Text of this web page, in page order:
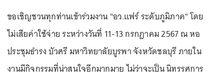
ขอเชิญชวนทุกท่านเข้าร่วมงาน "อว.แฟร์ ระดับภูมิภาค" โดย
ไม่เสียค่าใช้จ่าย ระหว่างวันที่ 11-13 กรกฎาคม 2567 ณ หอ
ประชุมธำรง บัวศรี มหาวิทยาลัยบูรพา จังหวัดชลบุรี ภายใน
งานมีกิจกรรมที่น่าสนใจอีกมากมาย ไม่ว่าจะเป็น นิทรรศการ